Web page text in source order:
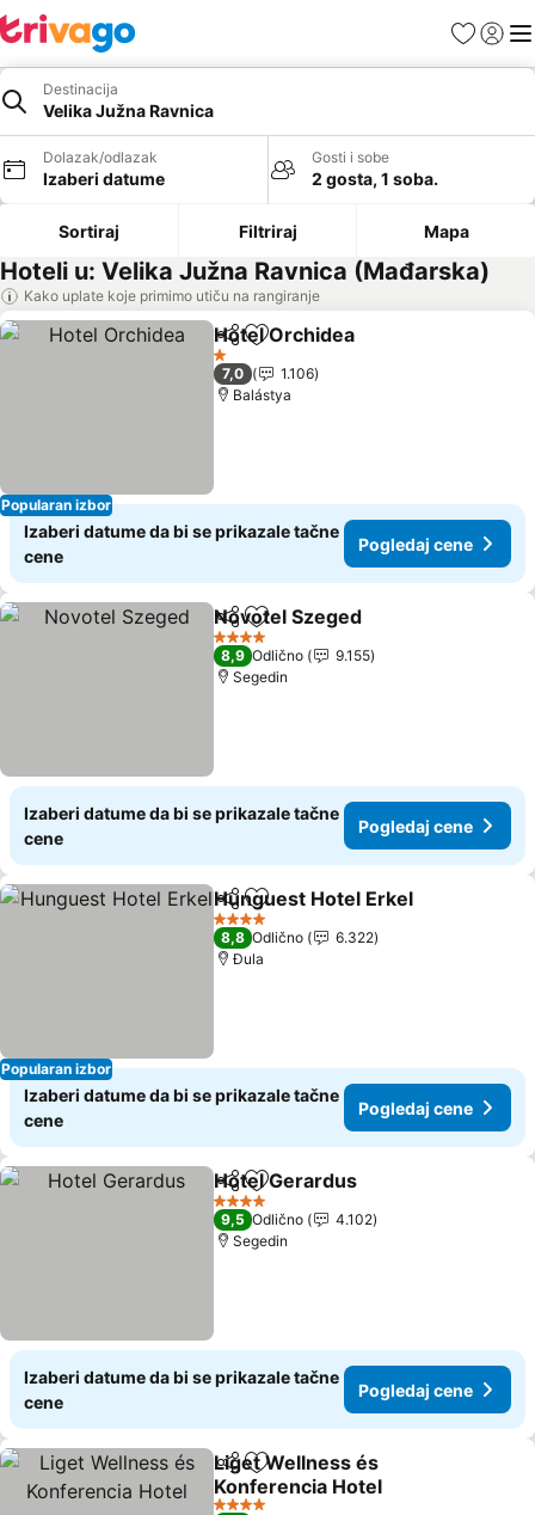
FavoritiPrijavi
Destinacija
Velika Južna Ravnica
Dolazak/odlazak
Izaberi datume
Gosti i sobe
2 gosta, 1 soba.
Sortiraj Filtriraj Mapa
Hoteli u: Velika Južna Ravnica (Mađarska)
Kako uplate koje primimo utiču na rangiranje
Popularan izbor
Deli Dodati u favorite
Hotel Orchidea
1 Zvezdice
7,0
1.106
Balástya
Izaberi datume da bi se prikazale tačne
cene
Pogledaj cene
Deli Dodati u favorite
Novotel Szeged
4 Zvezdice
8,9 Odlično
9.155
Segedin
Izaberi datume da bi se prikazale tačne
cene
Pogledaj cene
Popularan izbor
Deli Dodati u favorite
Hunguest Hotel Erkel
4 Zvezdice
8,8 Odlično
6.322
Đula
Izaberi datume da bi se prikazale tačne
cene
Pogledaj cene
Deli Dodati u favorite
Hotel Gerardus
4 Zvezdice
9,5 Odlično
4.102
Segedin
Izaberi datume da bi se prikazale tačne
cene
Pogledaj cene
Deli Dodati u favorite
Liget Wellness és
Konferencia Hotel